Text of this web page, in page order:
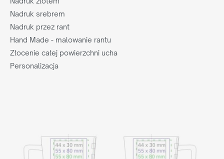
Nadruk srebrem
Nadruk przez rant
Hand Made - malowanie rantu
Złocenie całej powierzchni ucha
Personalizacja